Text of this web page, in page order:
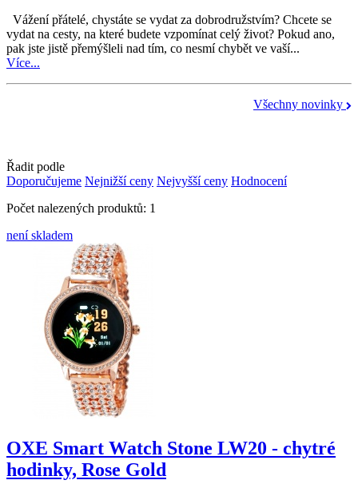
Vážení přátelé, chystáte se vydat za dobrodružstvím? Chcete se
vydat na cesty, na které budete vzpomínat celý život? Pokud ano,
pak jste jistě přemýšleli nad tím, co nesmí chybět ve vaší...
Více...
Všechny novinky
Řadit podle
Doporučujeme Nejnižší ceny Nejvyšší ceny Hodnocení
Počet nalezených produktů: 1
není skladem
OXE Smart Watch Stone LW20 - chytré
hodinky, Rose Gold